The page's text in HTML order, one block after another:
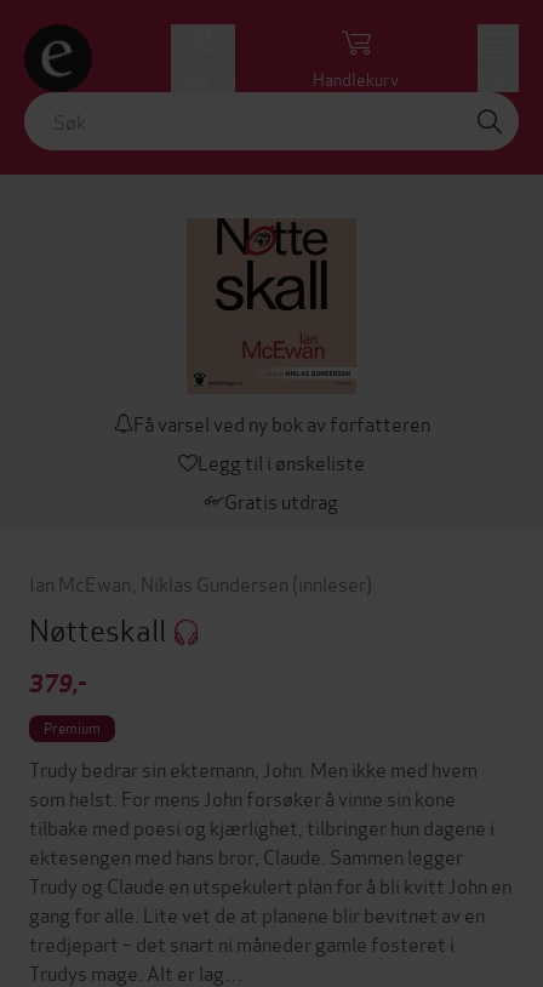
Handlekurv
Få varsel ved ny bok av forfatteren
Legg til i ønskeliste
Gratis utdrag
Ian McEwan Niklas Gundersen (innleser)
Nøtteskall
379,-
Premium
Trudy bedrar sin ektemann, John. Men ikke med hvem
som helst. For mens John forsøker å vinne sin kone
tilbake med poesi og kjærlighet, tilbringer hun dagene i
ektesengen med hans bror, Claude. Sammen legger
Trudy og Claude en utspekulert plan for å bli kvitt John en
gang for alle. Lite vet de at planene blir bevitnet av en
tredjepart – det snart ni måneder gamle fosteret i
Trudys mage. Alt er lag…